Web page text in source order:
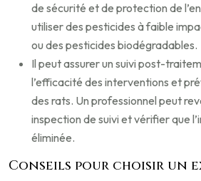
de sécurité et de protection de
utiliser des pesticides à faible
ou des pesticides biodégradables.
Il peut assurer un suivi post-
l’efficacité des interventions et
des rats. Un professionnel peut
inspection de suivi et vérifier que
éliminée.
Conseils pour choisir un